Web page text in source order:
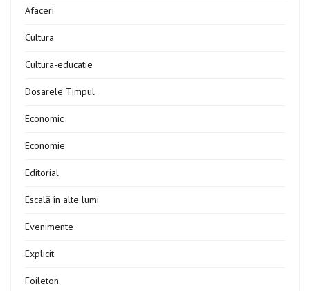
Afaceri
Cultura
Cultura-educatie
Dosarele Timpul
Economic
Economie
Editorial
Escală în alte lumi
Evenimente
Explicit
Foileton